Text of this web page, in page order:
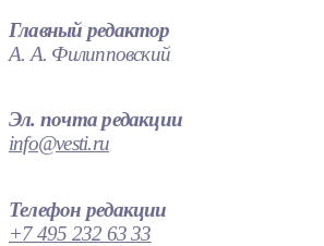
Главный редактор
А. А. Филипповский
Эл. почта редакции
info@vesti.ru
Телефон редакции
+7 495 232 63 33